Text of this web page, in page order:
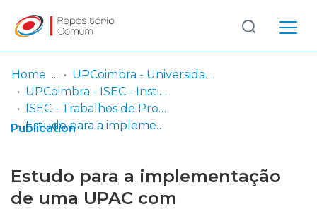
Communities
& Collections
Log
In
(current)
Home
UPCoimbra - Universidade Politécnica de Coimbra
UPCoimbra - ISEC - Instituto Superior de Engenharia de Coimbra
ISEC - Trabalhos de Projeto | Relatórios de Estágio | Projetos de Investigação
Estudo para a implementação de uma UPAC com armazenamento de energia elétrica para uma instalação particular
Publication
Estudo para a implementação
de uma UPAC com